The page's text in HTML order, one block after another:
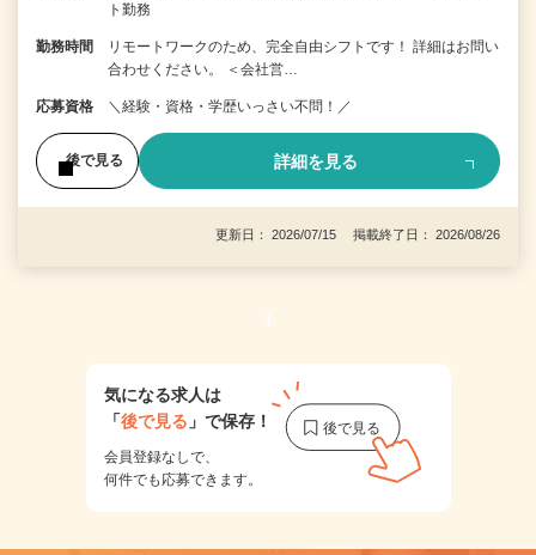
ト勤務
勤務時間
リモートワークのため、完全自由シフトです！ 詳細はお問い
合わせください。 ＜会社営…
応募資格 ＼経験・資格・学歴いっさい不問！／
後で見る 詳細を見る
更新日： 2026/07/15 掲載終了日： 2026/08/26
1
気になる求人は
「後で見る 」で保存！
会員登録なしで、
何件でも応募できます。